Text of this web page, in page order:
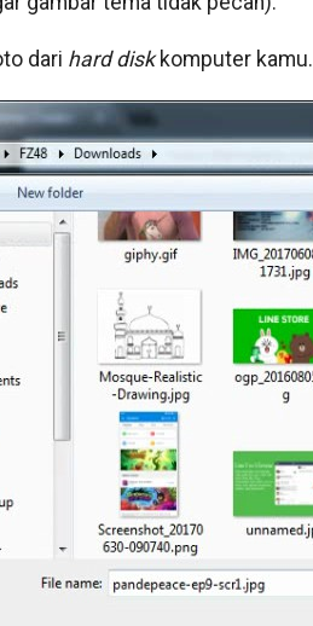
dari hard diskkomputer kamu.